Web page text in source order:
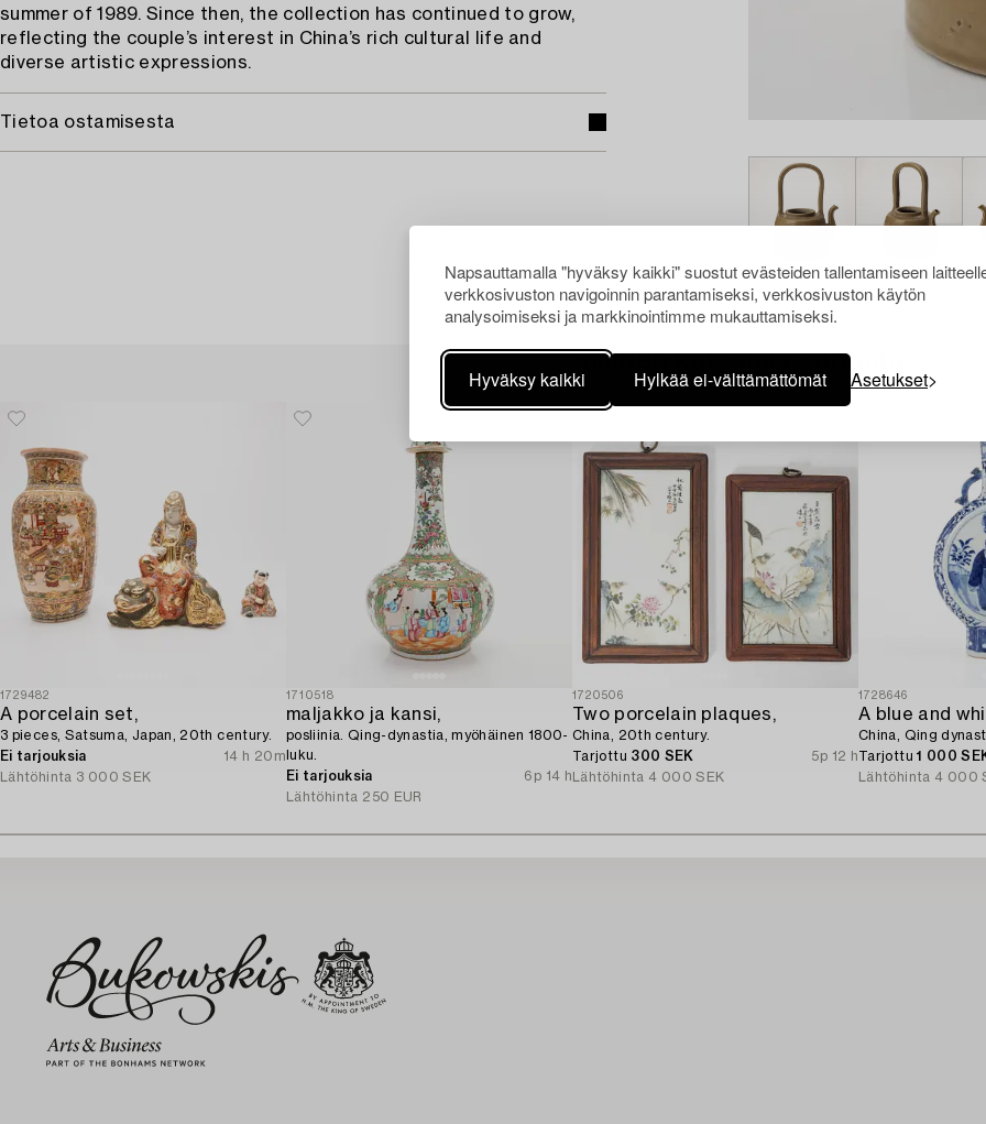
Napsauttamalla "hyväksy kaikki" suostut evästeiden tallentamiseen
verkkosivuston navigoinnin parantamiseksi, verkkosivuston käytön
analysoimiseksi ja markkinointimme mukauttamiseksi.
Hyväksy kaikki Hylkää ei-välttämättömät Asetukset
summer of 1989. Since then, the collection has continued to grow,
reflecting the couple’s interest in China’s rich cultural life and
diverse artistic expressions.
Tietoa ostamisesta
Muiden katsomia kohteita
1729482
A porcelain set,
3 pieces, Satsuma, Japan, 20th century.
Ei tarjouksia
14 h 20m
Lähtöhinta 3 000 SEK
1710518
maljakko ja kansi,
posliinia. Qing-dynastia, myöhäinen 1800-
luku.
Ei tarjouksia
6p 14 h
Lähtöhinta 250 EUR
1720506
Two porcelain plaques,
China, 20th century.
Tarjottu 300 SEK
5p 12 h
Lähtöhinta 4 000 SEK
1728646
China, Qing
Tarjottu1 000
Lähtöhinta 4 000